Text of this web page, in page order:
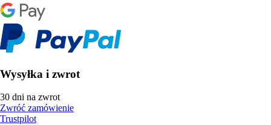
Wysyłka i zwrot
30 dni na zwrot
Zwróć zamówienie
Trustpilot